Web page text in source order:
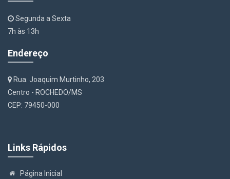
Segunda a Sexta
7h às 13h
Endereço
Rua. Joaquim Murtinho, 203
Centro - ROCHEDO/MS
CEP: 79450-000
Links Rápidos
Página Inicial